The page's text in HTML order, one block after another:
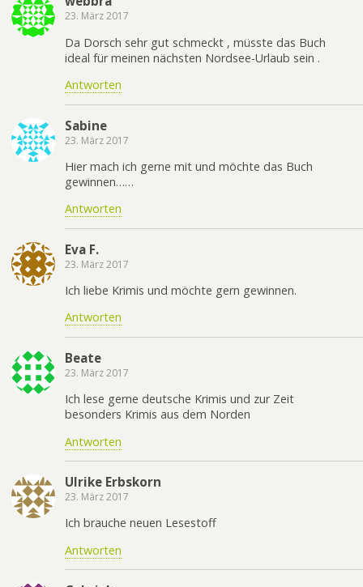
23. März 2017
Da Dorsch sehr gut schmeckt , müsste das Buch
ideal für meinen nächsten Nordsee-Urlaub sein .
Antworten
Sabine
23. März 2017
Hier mach ich gerne mit und möchte das Buch
gewinnen……
Antworten
Eva F.
23. März 2017
Ich liebe Krimis und möchte gern gewinnen.
Antworten
Beate
23. März 2017
Ich lese gerne deutsche Krimis und zur Zeit
besonders Krimis aus dem Norden
Antworten
Ulrike Erbskorn
23. März 2017
Ich brauche neuen Lesestoff
Antworten